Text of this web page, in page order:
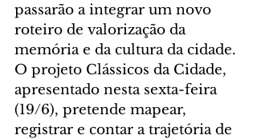
passarão a integrar um novo
roteiro de valorização da
memória e da cultura da cidade.
O projeto Clássicos da Cidade,
apresentado nesta sexta-feira
(19/6), pretende mapear,
registrar e contar a trajetória de